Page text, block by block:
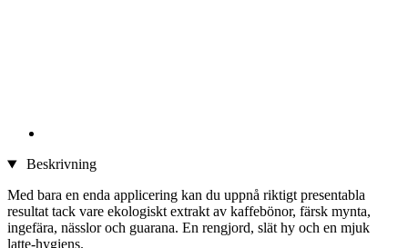
Beskrivning
Med bara en enda applicering kan du uppnå riktigt presentabla
resultat tack vare ekologiskt extrakt av kaffebönor, färsk mynta,
ingefära, nässlor och guarana. En rengjord, slät hy och en mjuk
latte-hygiens.